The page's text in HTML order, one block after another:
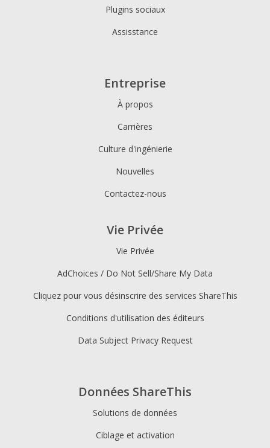
Plugins sociaux
Assisstance
Données ShareThis
Solutions de données
Ciblage et activation
Entreprise
À propos
Carrières
Culture d'ingénierie
Nouvelles
Contactez-nous
Vie Privée
Vie Privée
AdChoices / Do Not Sell/Share My Data
Cliquez pour vous désinscrire des services ShareThis
Conditions d'utilisation des éditeurs
Data Subject Privacy Request